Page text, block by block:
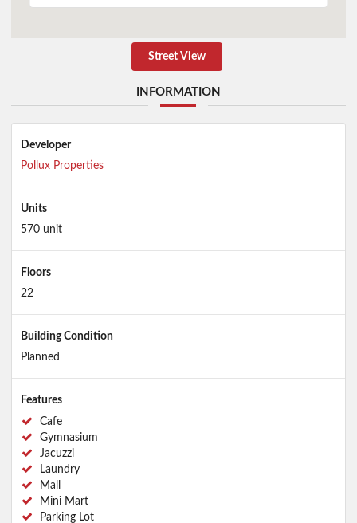
Street View
INFORMATION
Developer
Pollux Properties
Units
570 unit
Floors
22
Building Condition
Planned
Features
Cafe
Gymnasium
Jacuzzi
Laundry
Mall
Mini Mart
Parking Lot